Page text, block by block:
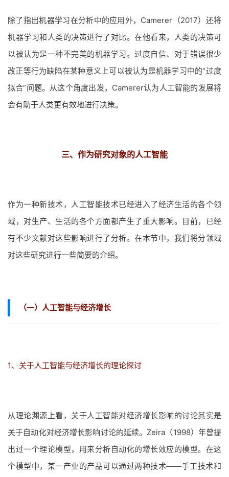
除了指出机器学习在分析中的应用外，Camerer（2017）还将
机器学习和人类的决策进行了对比。在他看来，人类的决策可
以被认为是一种不完美的机器学习。过度自信、对于错误很少
改正等行为缺陷在某种意义上可以被认为是机器学习中的“过度
拟合”问题。从这个角度出发，Camerer认为人工智能的发展将
会有助于人类更有效地进行决策。
三、作为研究对象的人工智能
作为一种新技术，人工智能技术已经进入了经济生活的各个领
域，对生产、生活的各个方面都产生了重大影响。目前，已经
有不少文献对这些影响进行了分析。在本节中，我们将分领域
对这些研究进行一些简要的介绍。
（一）人工智能与经济增长
1、关于人工智能与经济增长的理论探讨
从理论渊源上看，关于人工智能对经济增长影响的讨论其实是
关于自动化对经济增长影响讨论的延续。Zeira（1998）年曾提
出过一个理论模型，用来分析自动化的增长效应的模型。在这
个模型中，某一产业的产品可以通过两种技术——手工技术和